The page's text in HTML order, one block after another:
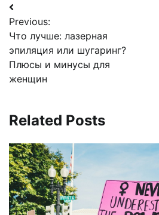
Навигация
по
записям
Previous:
Что лучше: лазерная
эпиляция или шугаринг?
Плюсы и минусы для
женщин
Related Posts